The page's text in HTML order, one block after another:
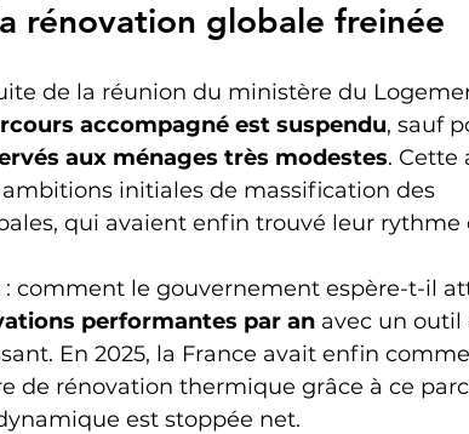
rénovation globale freinée
de la réunion du ministère du
accompagné est suspendu, sauf
aux ménages très modestes. Cette
initiales de massification des
qui avaient enfin trouvé leur rythme
: comment le gouvernement espère-t-il
performantes par an avec un outil
En 2025, la France avait enfin
de rénovation thermique grâce à ce
est stoppée net.